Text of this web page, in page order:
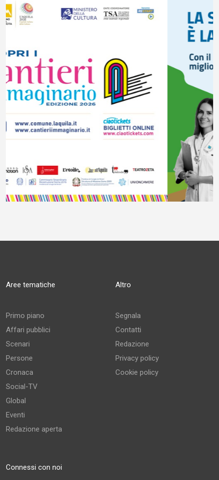
Aree tematiche
Primo piano
Affari pubblici
Scenari
Persone
Cronaca
Social-TV
Global
Eventi
Redazione aperta
Altro
Segnala
Contatti
Redazione
Privacy policy
Cookie policy
Connessi con noi